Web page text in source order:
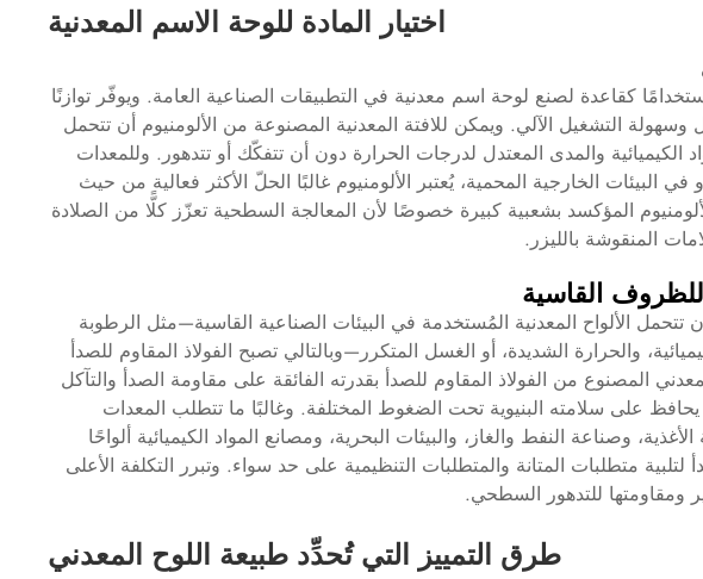
اختيار المادة للوحة الاسم المعدنية
كقاعدة لصنع لوحة اسم معدنية في التطبيقات الصناعية العامة. ويوفّر توازنًا
وسهولة التشغيل الآلي. ويمكن للافتة المعدنية المصنوعة من الألومنيوم أن تتحمل
الكيميائية والمدى المعتدل لدرجات الحرارة دون أن تتفكّك أو تتدهور. وللمعدات
البيئات الخارجية المحمية، يُعتبر الألومنيوم غالبًا الحلّ الأكثر فعالية من حيث
المؤكسد بشعبية كبيرة خصوصًا لأن المعالجة السطحية تعزّز كلًّا من الصلادة
المنقوشة بالليزر.
للظروف القاسية
تتحمل الألواح المعدنية المُستخدمة في البيئات الصناعية القاسية—مثل الرطوبة
والحرارة الشديدة، أو الغسل المتكرر—وبالتالي تصبح الفولاذ المقاوم للصدأ
المصنوع من الفولاذ المقاوم للصدأ بقدرته الفائقة على مقاومة الصدأ والتآكل
يحافظ على سلامته البنيوية تحت الضغوط المختلفة. وغالبًا ما تتطلب المعدات
وصناعة النفط والغاز، والبيئات البحرية، ومصانع المواد الكيميائية ألواحًا
لتلبية متطلبات المتانة والمتطلبات التنظيمية على حد سواء. وتبرر التكلفة الأعلى
ومقاومتها للتدهور السطحي.
طرق التمييز التي تُحدِّد طبيعة اللوح المعدني